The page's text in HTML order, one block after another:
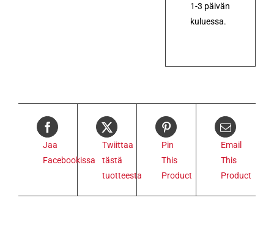
1-3 päivän
kuluessa.
Jaa
Facebookissa
Twiittaa
tästä
tuotteesta
Pin
This
Product
Email
This
Product